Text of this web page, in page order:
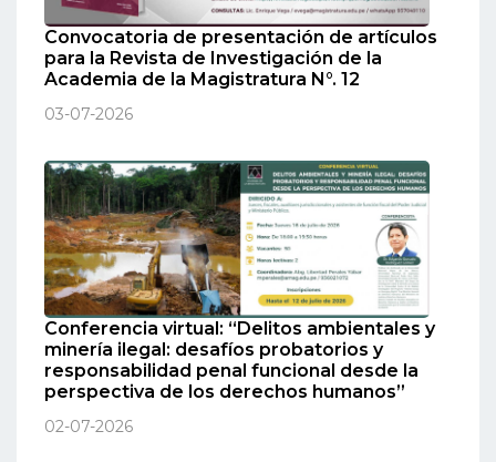
Convocatoria de presentación de artículos
para la Revista de Investigación de la
Academia de la Magistratura N°. 12
03-07-2026
Conferencia virtual: “Delitos ambientales y
minería ilegal: desafíos probatorios y
responsabilidad penal funcional desde la
perspectiva de los derechos humanos”
02-07-2026